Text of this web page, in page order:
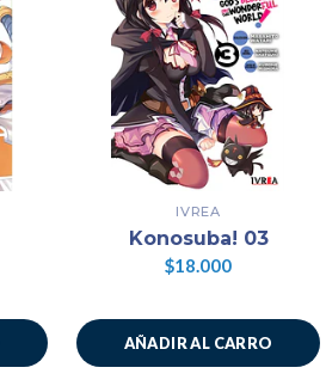
IVREA
Konosuba! 03
$18.000
AÑADIR AL CARRO